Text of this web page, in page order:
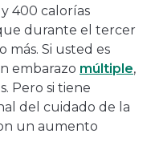
400 calorías
durante el tercer
más. Si usted es
embarazo múltiple,
Pero si tiene
del cuidado de la
un aumento